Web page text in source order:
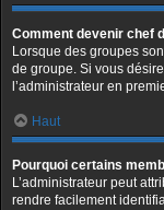
Comment devenir chef
Lorsque des groupes
de groupe. Si vous
l’administrateur en
Haut
Pourquoi certains
L’administrateur peut
rendre facilement